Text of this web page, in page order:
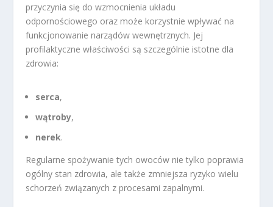
przyczynia się do wzmocnienia układu
odpornościowego oraz może korzystnie wpływać na
funkcjonowanie narządów wewnętrznych. Jej
profilaktyczne właściwości są szczególnie istotne dla
zdrowia:
serca,
wątroby,
nerek.
Regularne spożywanie tych owoców nie tylko poprawia
ogólny stan zdrowia, ale także zmniejsza ryzyko wielu
schorzeń związanych z procesami zapalnymi.